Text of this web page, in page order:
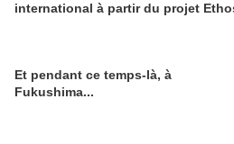
international à partir du projet
Et pendant ce temps-là, à
Fukushima...